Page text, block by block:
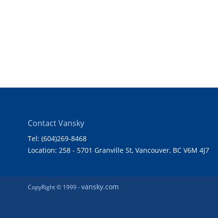
Contact Vansky
Tel: (604)269-8468
Location: 258 - 5701 Granville St, Vancouver, BC V6M 4J7
CopyRight © 1999 -vansky.com